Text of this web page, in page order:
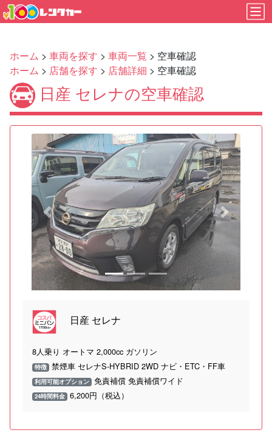
ホーム > 車両を探す > 車両一覧 > 空車確認
ホーム > 店舗を探す > 店舗詳細 > 空車確認
日産 セレナの空車確認
Previous Next
日産 セレナ
8人乗り オートマ 2,000cc ガソリン
特徴 禁煙車 セレナS-HYBRID 2WD ナビ・ETC・FF車
利用可能オプション 免責補償 免責補償ワイド
24時間料金 6,200円（税込）